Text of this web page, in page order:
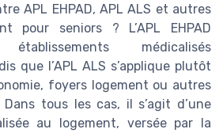
APL EHPAD, APL ALS et autres
pour seniors ? L’APL EHPAD
médicalisés
que l’APL ALS s’applique plutôt
foyers logement ou autres
tous les cas, il s’agit d’une
au logement, versée par la